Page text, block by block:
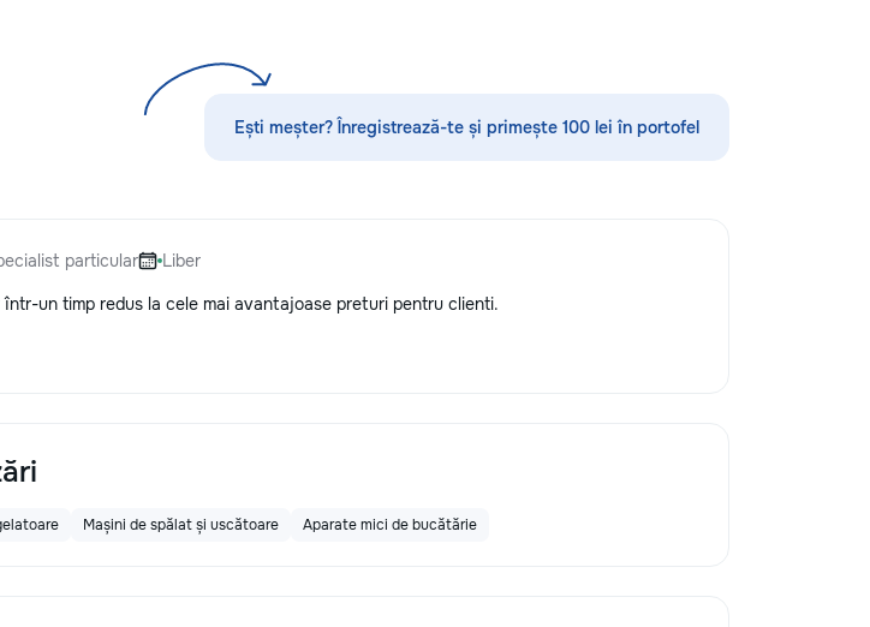
Demontat parchet,sapă,teracota -
Ești meșter? Înregistrează-te și primește 100 lei în portofel
particular
Liber
un timp redus la cele mai avantajoase preturi pentru clienti.
Mașini de spălat și uscătoare Aparate mici de bucătărie